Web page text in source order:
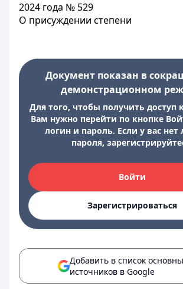
2024 года № 529
О присуждении степени
Документ показан в
демонстрационном
Для того, чтобы получить доступ
Вам нужно перейти по кнопке
логин и пароль. Если у вас нет
пароля,
Войти
Зарегистрироваться
Добавить в список
источников в Google